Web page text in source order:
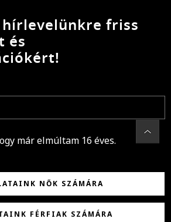
friss
és
már elmúltam 16 éves.
NŐK SZÁMÁRA
FÉRFIAK SZÁMÁRA